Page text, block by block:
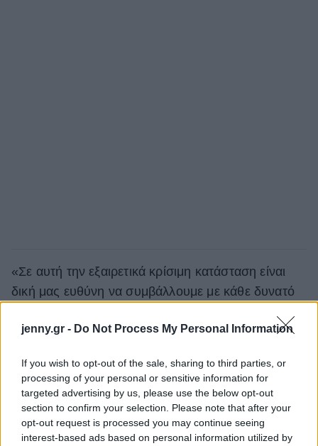
jenny.gr - Do Not Process My Personal Information
If you wish to opt-out of the sale, sharing to third parties, or
processing of your personal or sensitive information for
targeted advertising by us, please use the below opt-out
section to confirm your selection. Please note that after your
opt-out request is processed you may continue seeing
interest-based ads based on personal information utilized by
«Σε αυτή την εξαιρετικά κρίσιμη κατάσταση είναι
δική μας ευθύνη να συμβάλλουμε με κάθε δυνατό
δήλωση ανήκει στον Jean- Paul Agon, πρόεδρο και
αυτές τις κινήσεις, η L’Oréal θέλει να εκφράσει
την εκτίμησή της, την υποστήριξή της και την
αλληλεγγύη της σε όλους εκείνους που έχουν
κινητοποιηθεί με θάρρος για την